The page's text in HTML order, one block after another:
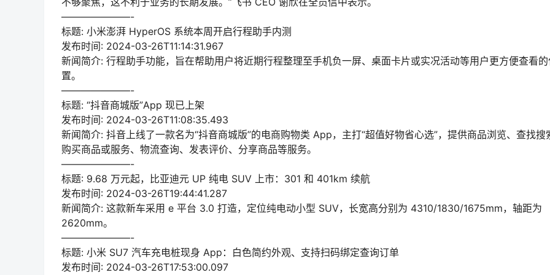
———————-
标题: 小米澎湃 HyperOS 系统本周开启行程助手内测
发布时间: 2024-03-26T11:14:31.967
新闻简介: 行程助手功能，旨在帮助用户将近期行程整理至手机负一屏、桌面卡片或实况活动等用户更方便查看
置。
———————-
标题: “抖音商城版”App 现已上架
发布时间: 2024-03-26T11:08:35.493
新闻简介: 抖音上线了一款名为“抖音商城版”的电商购物类 App，主打“超值好物省心选”，提供商品浏览、查找搜
购买商品或服务、物流查询、发表评价、分享商品等服务。
———————-
标题: 9.68 万元起，比亚迪元 UP 纯电 SUV 上市：301 和 401km 续航
发布时间: 2024-03-26T19:44:41.287
新闻简介: 这款新车采用 e 平台 3.0 打造，定位纯电动小型 SUV，长宽高分别为 4310/1830/1675mm，轴距为
2620mm。
———————-
标题: 小米 SU7 汽车充电桩现身 App：白色简约外观、支持扫码绑定查询订单
发布时间: 2024-03-26T17:53:00.097